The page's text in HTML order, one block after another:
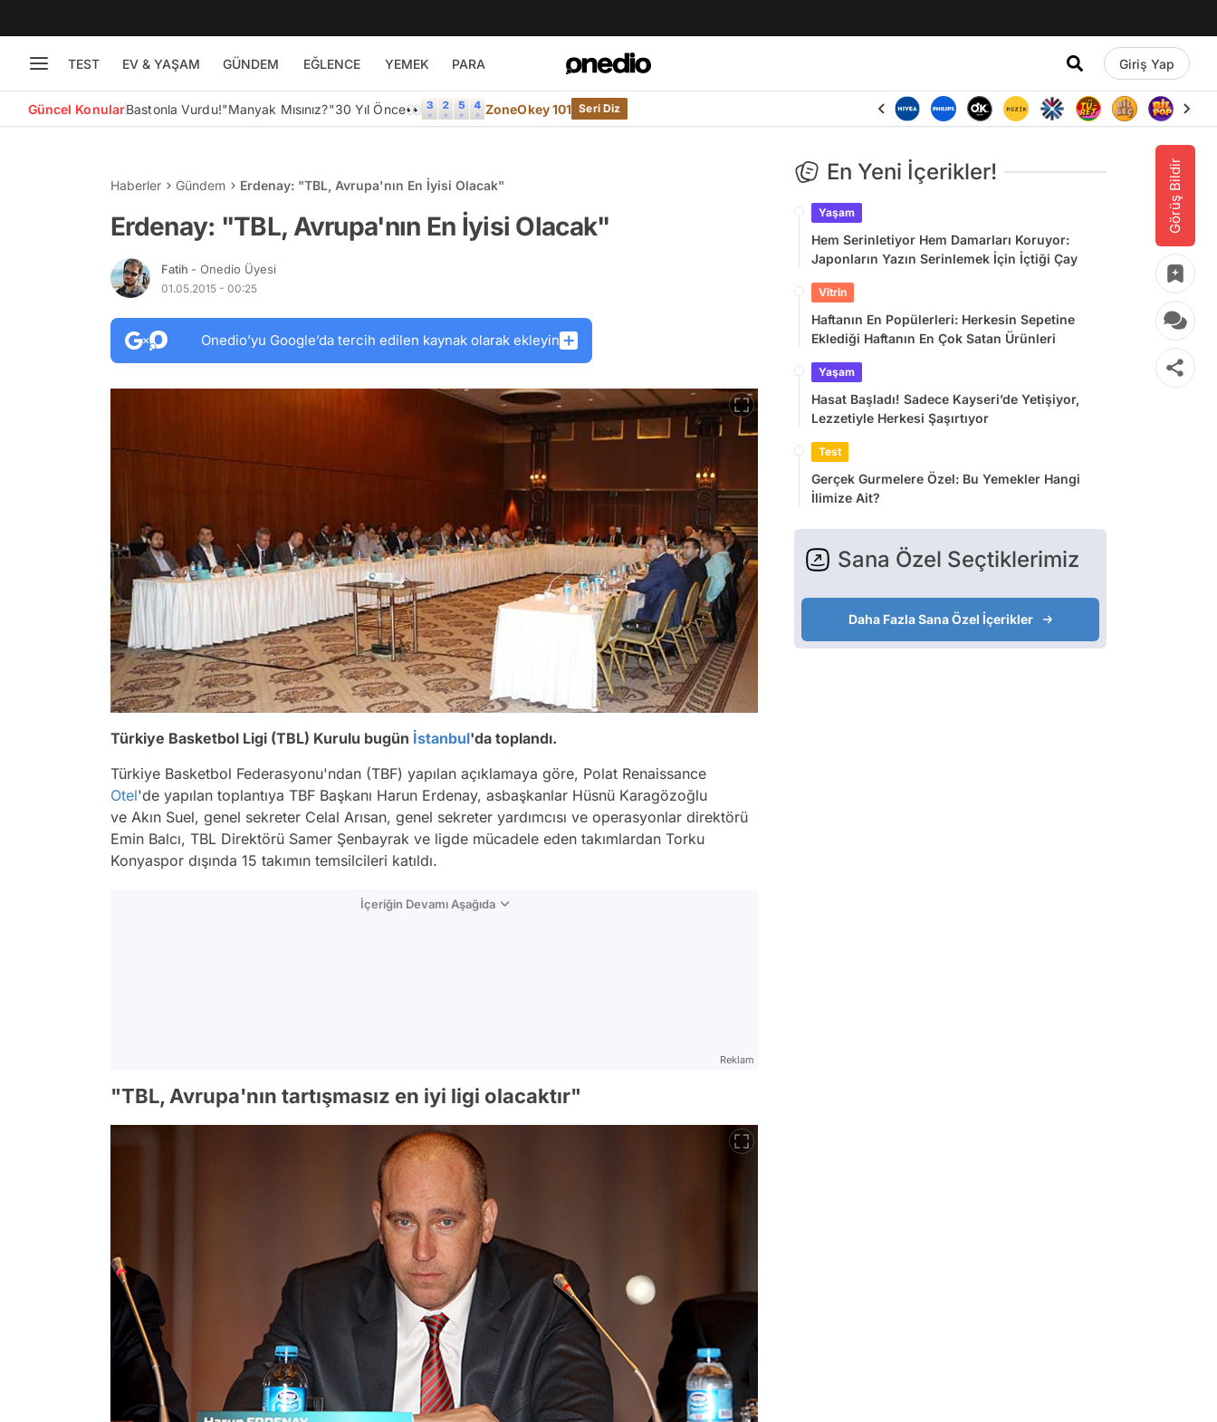
TEST EV & YAŞAM GÜNDEM EĞLENCE YEMEK PARA Giriş Yap
Güncel KonularBastonla Vurdu!"Manyak Mısınız?"30 Yıl Önce👀 ZoneOkey 101 Seri Diz
Görüş Bildir
Haberler Gündem Erdenay: "TBL, Avrupa'nın En İyisi Olacak"
Erdenay: "TBL, Avrupa'nın En İyisi Olacak"
Fatih - Onedio Üyesi
01.05.2015 - 00:25
Onedio’yu Google’da tercih edilen kaynak olarak ekleyin
Türkiye Basketbol Ligi (TBL) Kurulu bugün İstanbul'da toplandı.
Türkiye Basketbol Federasyonu'ndan (TBF) yapılan açıklamaya göre, Polat Renaissance
Otel'de yapılan toplantıya TBF Başkanı Harun Erdenay, asbaşkanlar Hüsnü Karagözoğlu
ve Akın Suel, genel sekreter Celal Arısan, genel sekreter yardımcısı ve operasyonlar direktörü
Emin Balcı, TBL Direktörü Samer Şenbayrak ve ligde mücadele eden takımlardan Torku
Konyaspor dışında 15 takımın temsilcileri katıldı.
İçeriğin Devamı Aşağıda
Reklam
"TBL, Avrupa'nın tartışmasız en iyi ligi olacaktır"
En Yeni İçerikler!
Yaşam
Hem Serinletiyor Hem Damarları Koruyor:
Japonların Yazın Serinlemek İçin İçtiği Çay
Vitrin
Haftanın En Popülerleri: Herkesin Sepetine
Eklediği Haftanın En Çok Satan Ürünleri
Yaşam
Hasat Başladı! Sadece Kayseri’de Yetişiyor,
Lezzetiyle Herkesi Şaşırtıyor
Test
Gerçek Gurmelere Özel: Bu Yemekler Hangi
İlimize Ait?
Sana Özel Seçtiklerimiz
Daha Fazla Sana Özel İçerikler